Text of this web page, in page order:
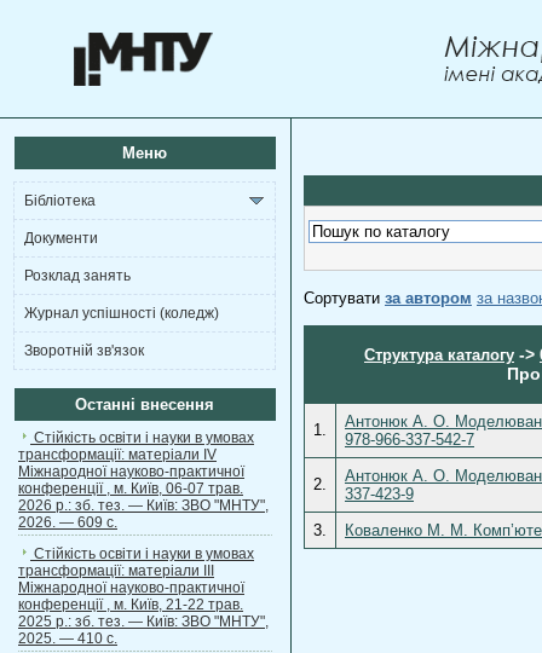
Меню
Бібліотека
Документи
Розклад занять
Журнал успішності (коледж)
Зворотній зв'язок
Останні внесення
Стійкість освіти і науки в умовах
трансформації: матеріали ІV
Міжнародної науково-практичної
конференції , м. Київ, 06-07 трав.
2026 р.: зб. тез. — Київ: ЗВО "МНТУ",
2026. — 609 с.
Стійкість освіти і науки в умовах
трансформації: матеріали ІІІ
Міжнародної науково-практичної
конференції , м. Київ, 21-22 трав.
2025 р.: зб. тез. — Київ: ЗВО "МНТУ",
2025. — 410 с.
Сортувати за автором за
Структура каталогу ->
1.
Антонюк А. О.
978-966-337-542-7
2.
Антонюк А. О.
337-423-9
3.
Коваленко М. М.